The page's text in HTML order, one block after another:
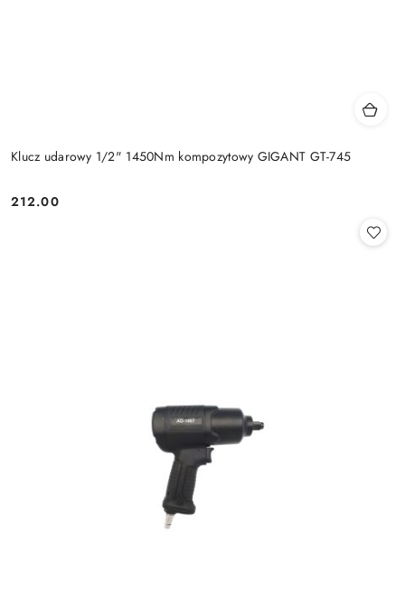
Klucz udarowy 1/2" 1450Nm kompozytowy GIGANT GT-745
Cena:
212.00